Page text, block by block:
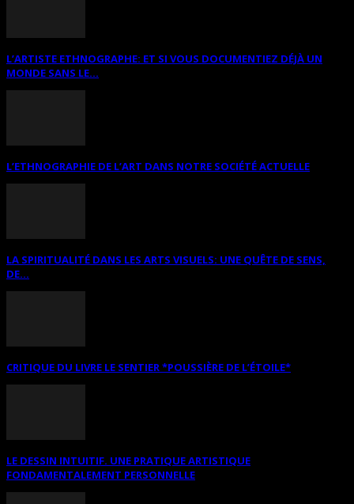
L’ARTISTE ETHNOGRAPHE: ET SI VOUS DOCUMENTIEZ DÉJÀ UN
MONDE SANS LE...
L’ETHNOGRAPHIE DE L’ART DANS NOTRE SOCIÉTÉ ACTUELLE
LA SPIRITUALITÉ DANS LES ARTS VISUELS: UNE QUÊTE DE SENS,
DE...
CRITIQUE DU LIVRE LE SENTIER *POUSSIÈRE DE L’ÉTOILE*
LE DESSIN INTUITIF. UNE PRATIQUE ARTISTIQUE
FONDAMENTALEMENT PERSONNELLE